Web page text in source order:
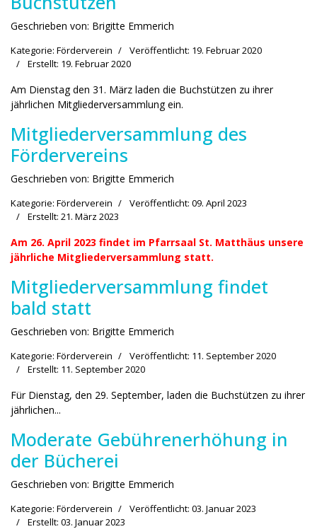
Geschrieben von: Brigitte Emmerich
Kategorie: Förderverein
Veröffentlicht: 19. Februar 2020
Erstellt: 19. Februar 2020
Am Dienstag den 31. März laden die Buchstützen zu ihrer
jährlichen Mitgliederversammlung ein.
Mitgliederversammlung des
Fördervereins
Geschrieben von: Brigitte Emmerich
Kategorie: Förderverein
Veröffentlicht: 09. April 2023
Erstellt: 21. März 2023
Am 26. April 2023 findet im Pfarrsaal St. Matthäus unsere
jährliche Mit­glieder­ver­sammlung statt.
Mitgliederversammlung findet
bald statt
Geschrieben von: Brigitte Emmerich
Kategorie: Förderverein
Veröffentlicht: 11. September 2020
Erstellt: 11. September 2020
Für Dienstag, den 29. September, laden die Buchstützen zu ihrer
jährlichen...
Moderate Gebührenerhöhung in
der Bücherei
Geschrieben von: Brigitte Emmerich
Kategorie: Förderverein
Veröffentlicht: 03. Januar 2023
Erstellt: 03. Januar 2023